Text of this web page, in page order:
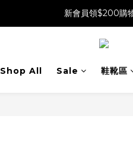
新會員領$200購
Shop All Sale 鞋靴區